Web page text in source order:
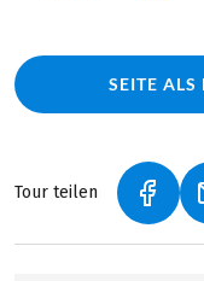
SEITE ALS
Tour teilen (LINK